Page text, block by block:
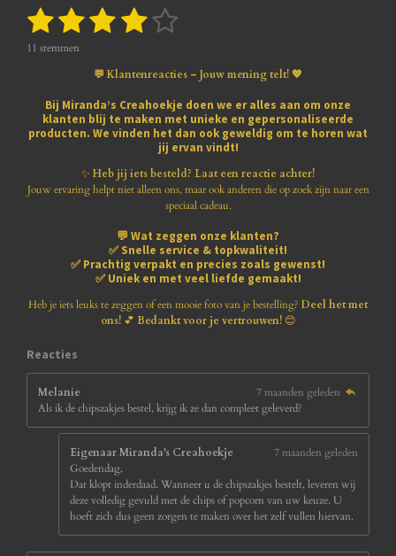
R
t
8
1
8
r
1
s
r
2
s
e
r
e
3
t
e
r
r
e
4
t
e
r
r
e
5
t
e
r
r
e
n
m
11 stemmen
💬 Klantenreacties – Jouw mening telt! 💖
Bij Miranda’s Creahoekje doen we er alles aan om onze
klanten blij te maken met unieke en gepersonaliseerde
producten. We vinden het dan ook geweldig om te horen wat
jij ervan vindt!
✨ Heb jij iets besteld? Laat een reactie achter!
Jouw ervaring helpt niet alleen ons, maar ook anderen die op zoek zijn naar een
speciaal cadeau.
💬 Wat zeggen onze klanten?
✅ Snelle service & topkwaliteit!
✅ Prachtig verpakt en precies zoals gewenst!
✅ Uniek en met veel liefde gemaakt!
Heb je iets leuks te zeggen of een mooie foto van je bestelling? Deel het met
ons!💕 Bedankt voor je vertrouwen!😊
Reacties
Melanie
7 maanden geleden
Als ik de chipszakjes bestel, krijg ik ze dan compleet geleverd?
Eigenaar Miranda's Creahoekje
7 maanden geleden
Goedendag,
Dat klopt inderdaad. Wanneer u de chipszakjes bestelt, leveren wij
deze volledig gevuld met de chips of popcorn van uw keuze. U
hoeft zich dus geen zorgen te maken over het zelf vullen hiervan.